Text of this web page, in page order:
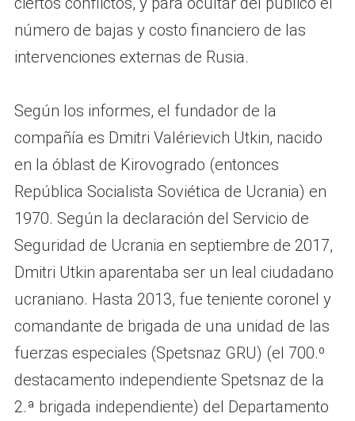
número de bajas y costo financiero de las
intervenciones externas de Rusia.
Según los informes, el fundador de la
compañía es Dmitri Valérievich Utkin, nacido
en la óblast de Kirovogrado (entonces
República Socialista Soviética de Ucrania) en
1970. Según la declaración del Servicio de
Seguridad de Ucrania en septiembre de 2017,
Dmitri Utkin aparentaba ser un leal ciudadano
ucraniano. Hasta 2013, fue teniente coronel y
comandante de brigada de una unidad de las
fuerzas especiales (Spetsnaz GRU) (el 700.º
destacamento independiente Spetsnaz de la
2.ª brigada independiente) del Departamento